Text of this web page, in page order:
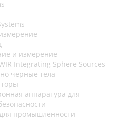
и измерение
Integrating Sphere Sources
чёрные тела
аппаратура для
промышленности